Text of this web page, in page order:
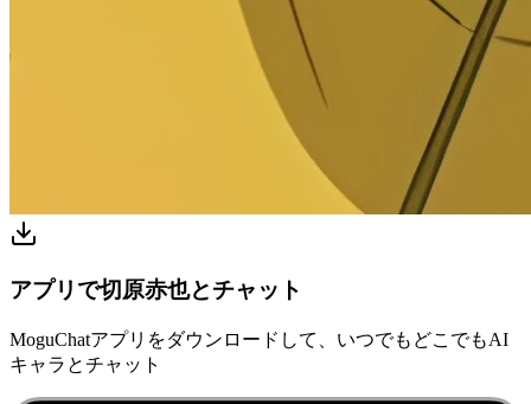
アプリで切原赤也とチャット
MoguChatアプリをダウンロードして、いつでもどこでもAI
キャラとチャット